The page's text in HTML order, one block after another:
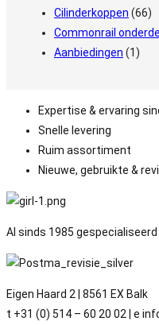
Cilinderkoppen (66)
Commonrail
Aanbiedingen (1)
Expertise & ervaring
Snelle levering
Ruim assortiment
Nieuwe, gebruikte &
Al sinds 1985
Eigen Haard 2 | 8561 EX Balk
t +31 (0) 514 – 60 20 02 | e